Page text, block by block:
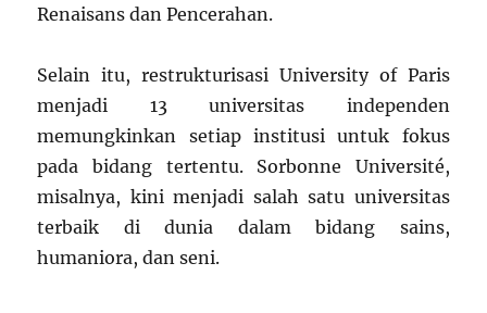
Renaisans dan Pencerahan.
Selain itu, restrukturisasi University of Paris
menjadi 13 universitas independen
memungkinkan setiap institusi untuk fokus
pada bidang tertentu. Sorbonne Université,
misalnya, kini menjadi salah satu universitas
terbaik di dunia dalam bidang sains,
humaniora, dan seni.